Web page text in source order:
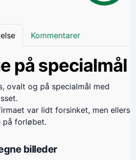
Kommentarer
på specialmål
ovalt og på specialmål med
var lidt forsinket, men ellers
forløbet.
billeder